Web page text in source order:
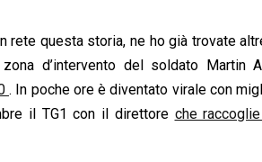
questa storia, ne ho già trovate
d’intervento del soldato Martin
. In poche ore è diventato virale con
il TG1 con il direttore che